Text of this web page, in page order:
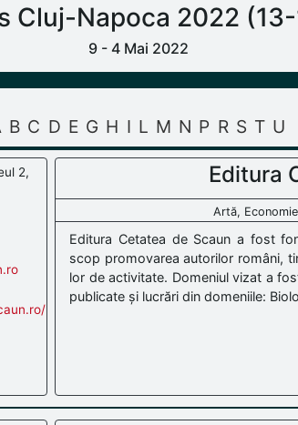
Cluj-Napoca 2022
9 - 4 Mai 2022
B C D E G H I L M N P R S T U
2,
Editura
Artă,
Editura Cetatea de Scaun a fost
scop promovarea autorilor români,
lor de activitate. Domeniul vizat a
publicate și lucrări din domeniile: